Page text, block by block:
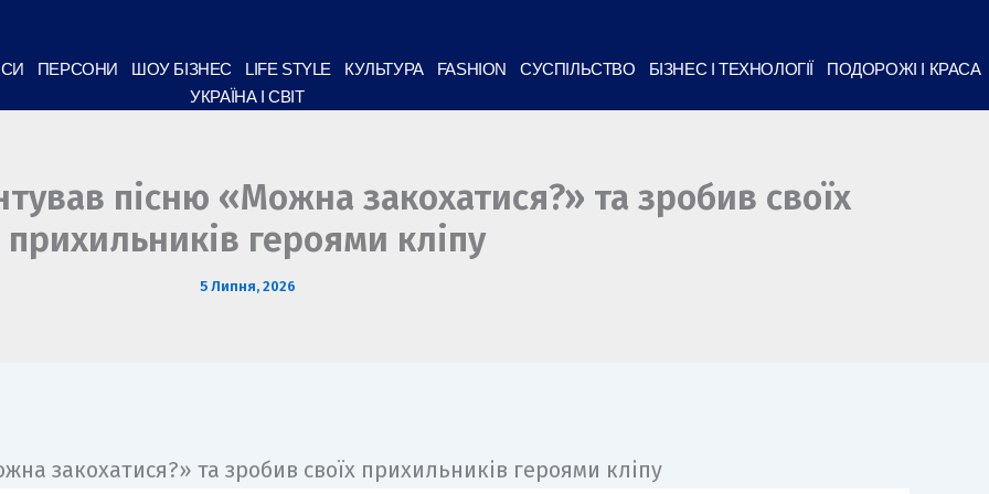
ПЕРСОНИ ШОУ БІЗНЕС LIFE STYLE КУЛЬТУРА FASHION СУСПІЛЬСТВО БІЗНЕС І ТЕХНОЛОГІЇ
ПОДОРОЖІ І КРАСА
УКРАЇНА І СВІТ
пісню «Можна закохатися?» та зробив своїх
прихильників героями кліпу
5 Липня, 2026